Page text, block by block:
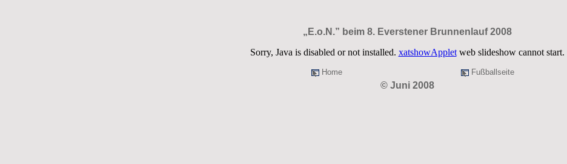
„E.o.N.” beim 8. Everstener Brunnenlauf 2008
Sorry, Java is disabled or not installed. xatshowAppletweb slideshow cannot start.
Home Fußballseite
© Juni 2008